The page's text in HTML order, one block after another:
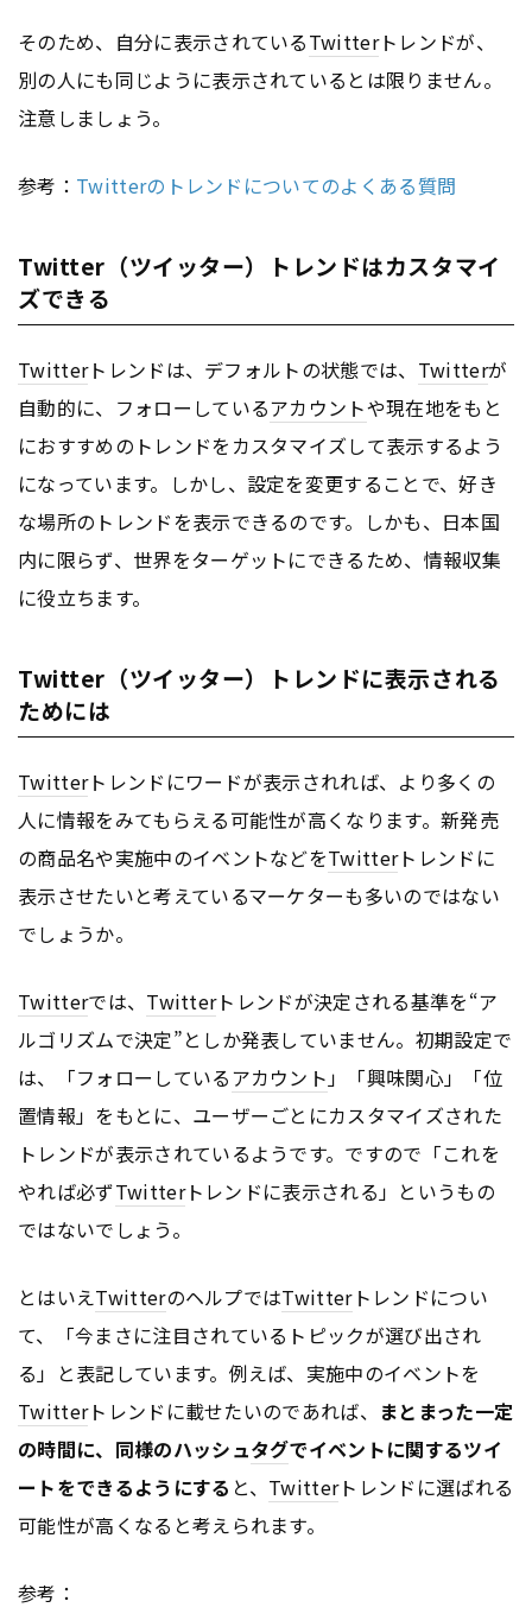
そのため、自分に表示されているTwitterトレンドが、
別の人にも同じように表示されているとは限りません。
注意しましょう。
参考： Twitterのトレンドについてのよくある質問
Twitter（ツイッター）トレンドはカスタマイ
ズできる
Twitterトレンドは、デフォルトの状態では、 Twitterが
自動的に、フォローしているアカウントや現在地をもと
におすすめのトレンドをカスタマイズして表示するよう
になっています。しかし、設定を変更することで、好き
な場所のトレンドを表示できるのです。しかも、日本国
内に限らず、世界をターゲットにできるため、情報収集
に役立ちます。
Twitter（ツイッター）トレンドに表示される
ためには
Twitterトレンドにワードが表示されれば、より多くの
人に情報をみてもらえる可能性が高くなります。新発売
の商品名や実施中のイベントなどをTwitterトレンドに
表示させたいと考えているマーケターも多いのではない
でしょうか。
Twitterでは、 Twitterトレンドが決定される基準を“ア
ルゴリズムで決定”としか発表していません。初期設定で
は、「フォローしているアカウント」「興味関心」「位
置情報」をもとに、ユーザーごとにカスタマイズされた
トレンドが表示されているようです。ですので「これを
やれば必ずTwitterトレンドに表示される」というもの
ではないでしょう。
とはいえTwitterのヘルプではTwitterトレンドについ
て、「今まさに注目されているトピックが選び出され
る」と表記しています。例えば、実施中のイベントを
Twitterトレンドに載せたいのであれば、 まとまった一定
の時間に、同様のハッシュタグでイベントに関するツイ
ートをできるようにする と、 Twitterトレンドに選ばれる
可能性が高くなると考えられます。
参考：